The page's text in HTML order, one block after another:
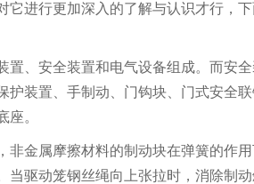
进行更加深入的了解与认识才行，
、安全装置和电气设备组成。而安
护装置、手制动、门钩块、门式安全
。
非金属摩擦材料的制动块在弹簧的作
驱动笼钢丝绳向上张拉时，消除制动